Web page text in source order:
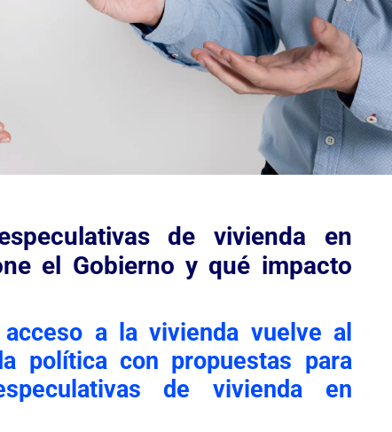
de vivienda en
el Gobierno y qué impacto
a la vivienda vuelve al
política con propuestas para
de vivienda en